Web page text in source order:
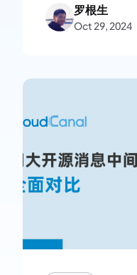
罗根生
Oct 29, 2024